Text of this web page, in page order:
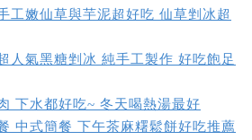
工嫩仙草與芋泥超好吃 仙草剉冰超
人氣黑糖剉冰 純手工製作 好吃飽足
下水都好吃~ 冬天喝熱湯最好
中式簡餐 下午茶麻糬鬆餅好吃推薦